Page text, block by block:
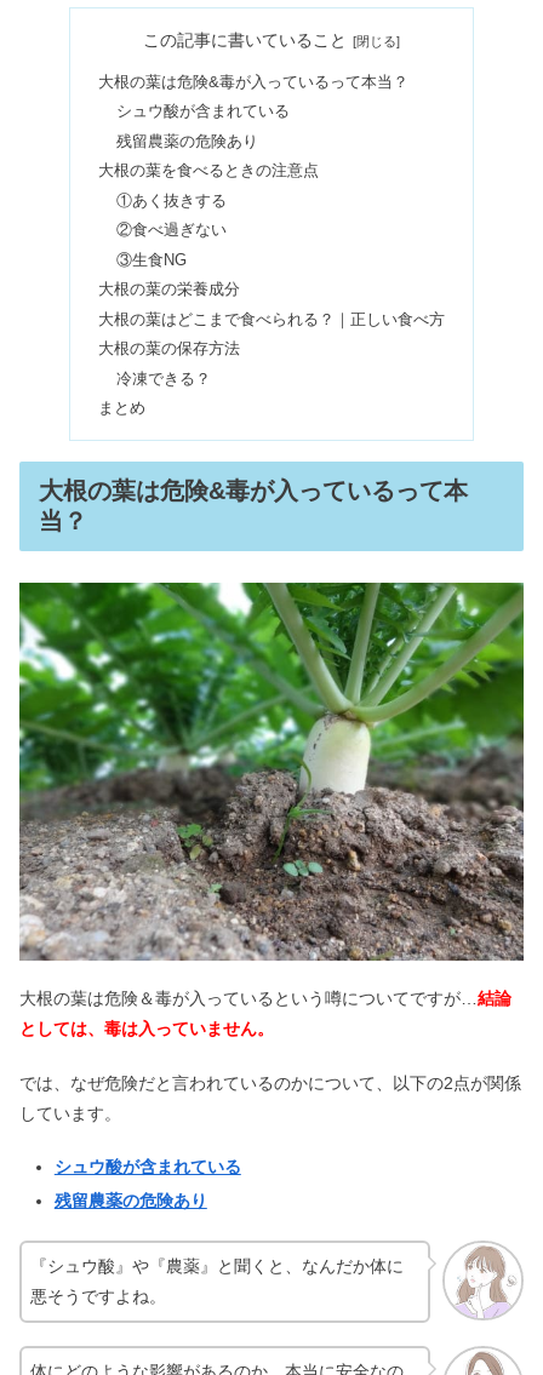
年数や評判がよくないの真相
ウルトラファインバブルは効果なし？
シャワーヘッド&洗濯機の口コミ
【2024】アニエスベー公式福袋の中身
ミラクリニックが怪しい悪い口コミは
嘘！脱毛・ダイエットの総額は？
異性とのサシ飲みで何もない！2人で
飲みに行く男性・女性心理
ピーチの手荷物は厳しい？機内持ち込
みで7kgオーバーはどれくらい？
ビハクシアのシミ消えない口コミは本
当？解約できないは嘘？
デオナチュレはどれが一番効く？わき
が治ったor悪化の口コミは嘘？
ブッキングドットコムはやばい＆ひど
い？予約とれてないの評判も
ウィラーはやばい？事故&リラックス
クマケアクリニック大阪の口コミ・評
判を調べてみた【梅田・茶屋町】
【2024】バースデイ福袋ネタバレ！並
この記事に書いていること
大根の葉は危険&毒が入っているって本当？
シュウ酸が含まれている
残留農薬の危険あり
大根の葉を食べるときの注意点
①あく抜きする
②食べ過ぎない
③生食NG
大根の葉の栄養成分
大根の葉はどこまで食べられる？｜正しい食べ方
大根の葉の保存方法
冷凍できる？
まとめ
大根の葉は危険&毒が入っているって本
当？
大根の葉は危険＆毒が入っているという噂についてですが… 結論
としては、毒は入っていません。
では、なぜ危険だと言われているのかについて、以下の2点が関係
しています。
シュウ酸が含まれている
残留農薬の危険あり
『シュウ酸』や『農薬』と聞くと、なんだか体に
悪そうですよね。